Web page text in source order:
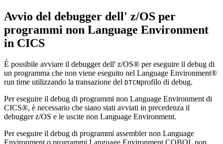
Avvio del debugger dell' z/OS per
programmi non Language Environment
in CICS
È possibile avviare il debugger dell' z/OS® per eseguire il debug di
un programma che non viene eseguito nel Language Environment®
run time utilizzando la transazione del DTCNprofilo di debug.
Per eseguire il debug di programmi non Language Environment di
CICS®, è necessario che siano stati avviati in precedenza il
debugger z/OS e le uscite non Language Environment.
Per eseguire il debug di programmi assemblernon Language
Environment o programmi Language Environment COBOL non